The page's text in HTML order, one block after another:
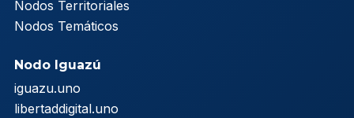
Nodos Territoriales
Nodos Temáticos
Nodo Iguazú
iguazu.uno
libertaddigital.uno